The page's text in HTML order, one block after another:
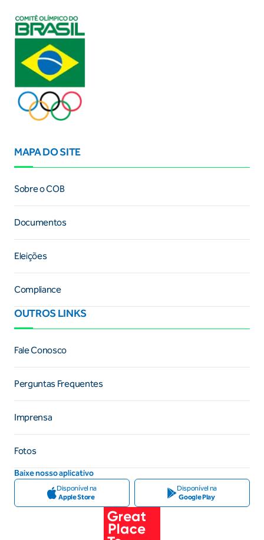
MAPA DO SITE
Sobre o COB
Documentos
Eleições
Compliance
OUTROS LINKS
Fale Conosco
Perguntas Frequentes
Imprensa
Fotos
Baixe nosso aplicativo
Disponível na
Apple Store
Disponível na
Google Play